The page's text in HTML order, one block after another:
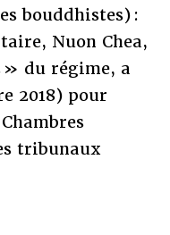
bouddhistes) :
Nuon Chea,
» du régime, a
2018) pour
tribunaux